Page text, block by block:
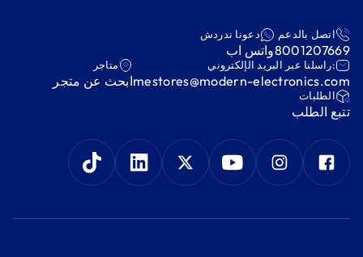
اتصل بالدعم
8001207669
دعونا ندردش
واتس اب
:راسلنا عبر البريد الإلكتروني
mestores@modern-electronics.com
متاجر
ابحث عن متجر
‫الطلبات‬
‫تتبع الطلب‬